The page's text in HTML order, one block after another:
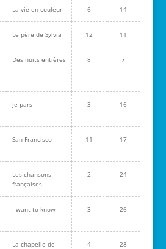
La vie en couleur 6 14
Le père de Sylvia 12 11
Des nuits entières 8 7
Je pars 3 16
San Francisco 11 17
Les chansons
françaises
2 24
I want to know 3 26
La chapelle de
4 28